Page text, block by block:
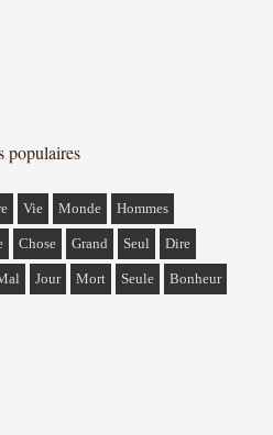
populaires
Vie Monde Hommes
Chose Grand Seul Dire
Jour Mort Seule Bonheur